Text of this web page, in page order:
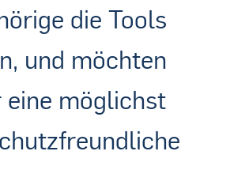
die Tools
und möchten
eine möglichst